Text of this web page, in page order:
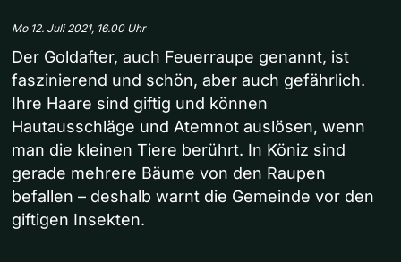
Mo 12. Juli 2021, 16.00 Uhr
Der Goldafter, auch Feuerraupe genannt, ist
faszinierend und schön, aber auch gefährlich.
Ihre Haare sind giftig und können
Hautausschläge und Atemnot auslösen, wenn
man die kleinen Tiere berührt. In Köniz sind
gerade mehrere Bäume von den Raupen
befallen – deshalb warnt die Gemeinde vor den
giftigen Insekten.